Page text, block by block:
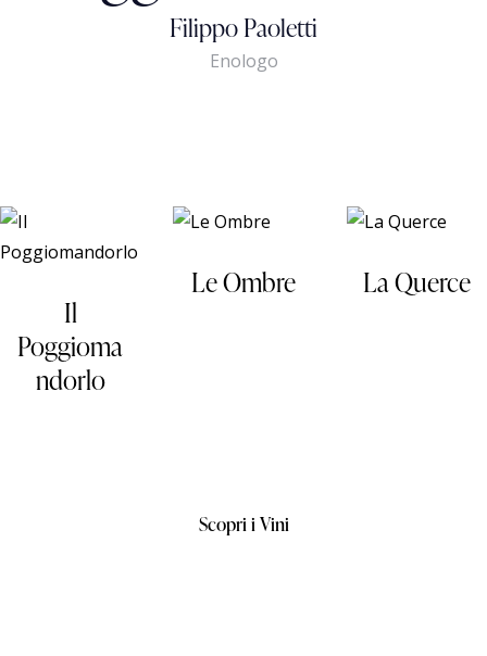
Filippo Paoletti
Enologo
Il
Poggioma
ndorlo
Le Ombre La Querce
Scopri i Vini